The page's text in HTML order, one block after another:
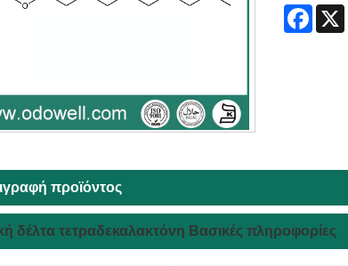
X
προϊόντος
δέλτα τετραδεκαλακτόνη Βασικές πληροφορίες